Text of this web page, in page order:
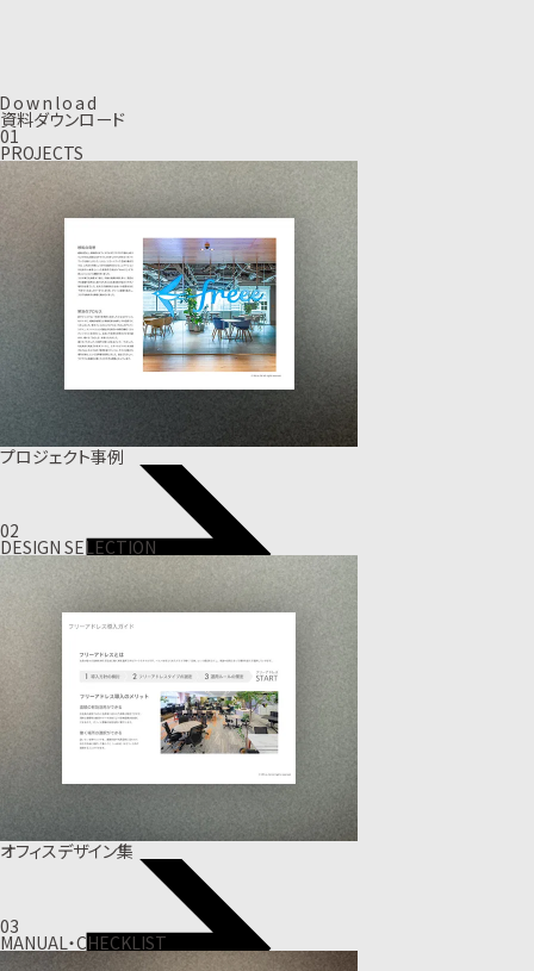
Down load
資料ダウンロード
01
PROJECTS
プロジェクト事例
02
DESIGN SELECTION
オフィスデザイン集
03
MANUAL・CHECKLIST